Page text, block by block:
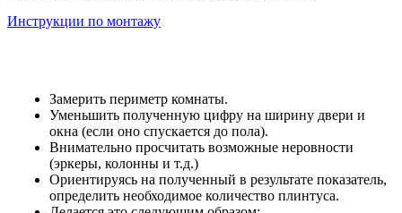
Инструкции по монтажу
Замерить периметр комнаты.
Уменьшить полученную цифру на ширину двери и
окна (если оно спускается до пола).
Внимательно просчитать возможные неровности
(эркеры, колонны и т.д.)
Ориентируясь на полученный в результате показатель,
определить необходимое количество плинтуса.